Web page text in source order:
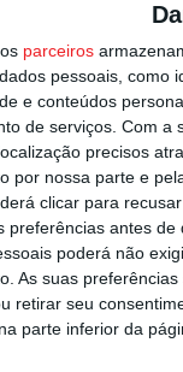
parceiros
pessoais, como
e conteúdos
de serviços. Com a
precisos
por nossa parte e
clicar para
preferências antes de
poderá não
As suas
retirar seu
parte inferior da
autor